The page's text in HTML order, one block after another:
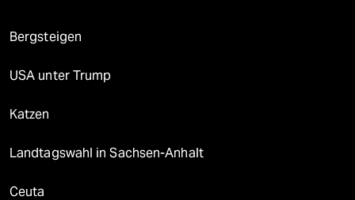
Bergsteigen
USA unter Trump
Katzen
Landtagswahl in Sachsen-Anhalt
Ceuta